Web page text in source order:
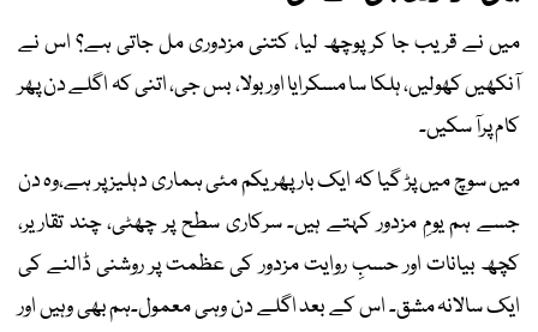
میں نے قریب جا کر پوچھ لیا، کتنی مزدوری مل جاتی ہے؟ اس نے
آنکھیں کھولیں، ہلکا سا مسکرایا اور بولا، بس جی، اتنی کہ اگلے دن پھر
کام پرآ سکیں۔
میں سوچ میں پڑ گیا کہ ایک بار پھر یکم مئی ہماری دہلیز پر ہے،وہ دن
جسے ہم یومِ مزدور کہتے ہیں۔ سرکاری سطح پر چھٹی، چند تقاریر،
کچھ بیانات اور حسبِ روایت مزدور کی عظمت پر روشنی ڈالنے کی
ایک سالانہ مشق۔ اس کے بعد اگلے دن وہی معمول۔ہم بھی وہیں اور